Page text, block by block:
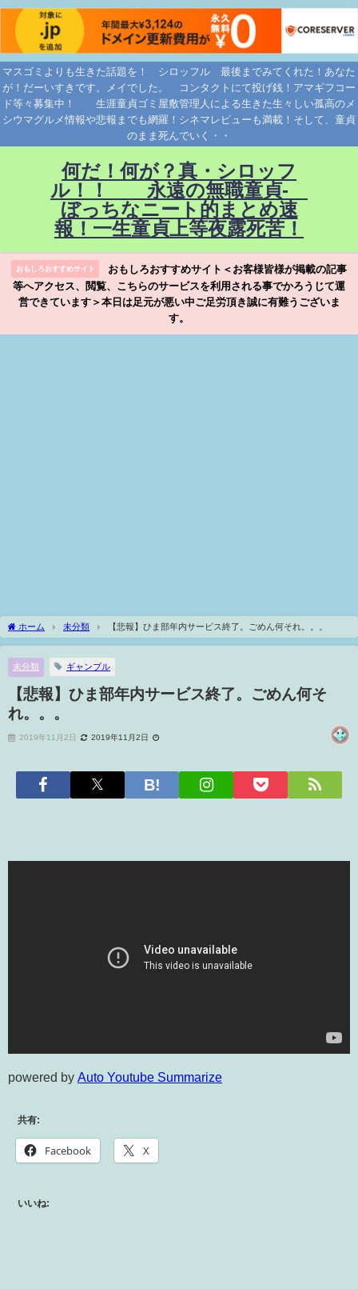
マスゴミよりも生きた話題を！ シロッフル 最後までみてくれた！あなた
が！だーいすきです。メイでした。 コンタクトにて投げ銭！アマギフコー
ド等々募集中！ 生涯童貞ゴミ屋敷管理人による生きた生々しい孤高のメ
シウマグルメ情報や悲報までも網羅！シネマレビューも満載！そして、童貞
のまま死んでいく・・
何だ！何が？真・シロッフ
ル！！ 永遠の無職童貞-
ぼっちなニート的まとめ速
報！一生童貞上等夜露死苦！
おもしろおすすめサイト
おもしろおすすめサイト＜お客様皆様が掲載の記事
等へアクセス、閲覧、こちらのサービスを利用される事でかろうじて運
営できています＞本日は足元が悪い中ご足労頂き誠に有難うございま
す。
ホーム 未分類 【悲報】ひま部年内サービス終了。ごめん何それ。。。
未分類 ギャンブル
【悲報】ひま部年内サービス終了。ごめん何そ
れ。。。
2019年11月2日 2019年11月2日
powered by Auto Youtube Summarize
共有:
Facebook X
いいね: